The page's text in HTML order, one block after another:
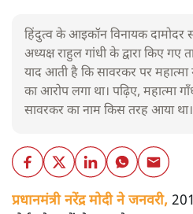
हिंदुत्व के आइकॉन विनायक दामोदर
अध्यक्ष राहुल गांधी के द्वारा किए
याद आती है कि सावरकर पर महात्मा
का आरोप लगा था। पढ़िए, महात्मा
सावरकर का नाम किस तरह आया था।
प्रधानमंत्री नरेंद्र मोदी ने जनवरी,